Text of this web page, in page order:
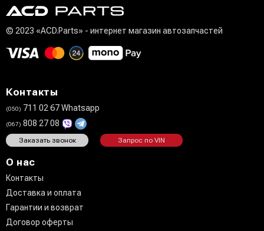
© 2023 «ACD.Parts» - интернет магазин автозапчастей
Контакты
(050) 711 02 67 Whatsapp
(067) 808 27 08
Заказать звонок Запрос по VIN
О нас
Контакты
Доставка и оплата
Гарантии и возврат
Договор оферты